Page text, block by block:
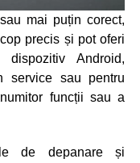
mai puțin corect,
precis și pot oferi
Android,
service sau pentru
funcții sau a
de depanare și